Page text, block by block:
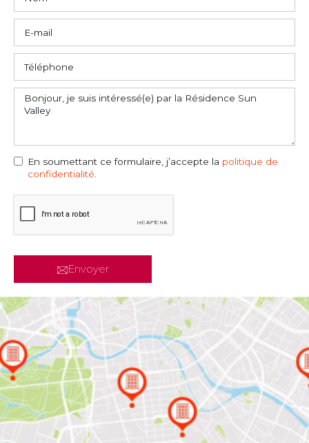
En soumettant ce formulaire, j’accepte la politique de
confidentialité
Envoyer